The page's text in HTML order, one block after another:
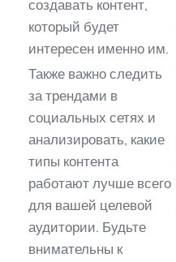
создавать контент,
который будет
интересен именно им.
Также важно следить
за трендами в
социальных сетях и
анализировать, какие
типы контента
работают лучше всего
для вашей целевой
аудитории. Будьте
внимательны к